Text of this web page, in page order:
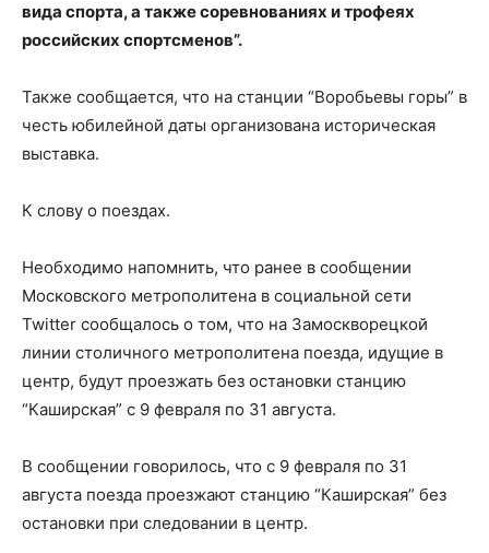
вида спорта, а также соревнованиях и трофеях
российских спортсменов”.
Также сообщается, что на станции “Воробьевы горы” в
честь юбилейной даты организована историческая
выставка.
К слову о поездах.
Необходимо напомнить, что ранее в сообщении
Московского метрополитена в социальной сети
Twitter сообщалось о том, что на Замоскворецкой
линии столичного метрополитена поезда, идущие в
центр, будут проезжать без остановки станцию
“Каширская” с 9 февраля по 31 августа.
В сообщении говорилось, что с 9 февраля по 31
августа поезда проезжают станцию “​​Каширская” без
остановки при следовании в центр.